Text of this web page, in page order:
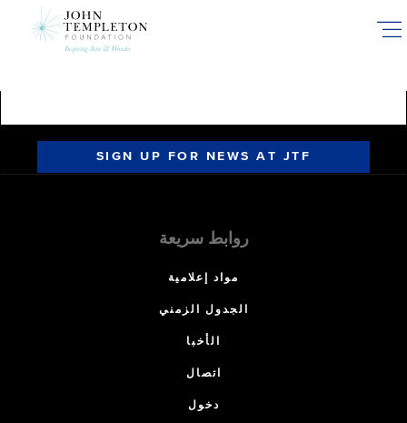
SIGN UP FOR NEWS AT JTF
روابط سريعة
مواد إعلامية
الجدول الزمني
الأخبا
اتصال
دخول